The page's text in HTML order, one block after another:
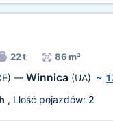
22 t 86 m³
— Winnica (UA) ~
, Llość pojazdów: 2